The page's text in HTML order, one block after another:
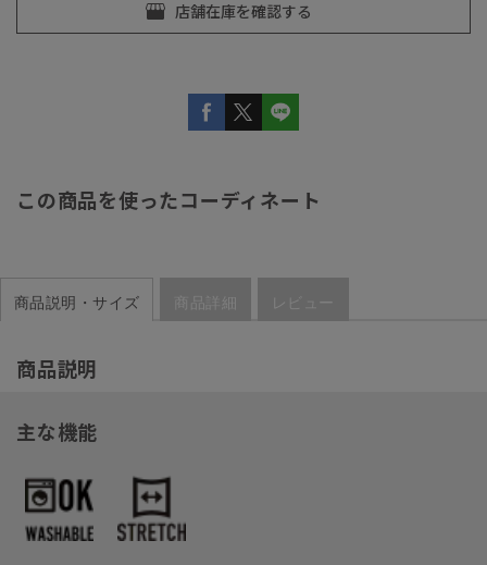
この商品を使ったコーディネート
商品説明・サイズ 商品詳細 レビュー
商品説明
主な機能